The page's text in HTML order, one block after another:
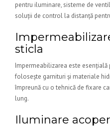
pentru iluminare, sisteme de
soluții de control la distanță
sticla
Impermeabilizarea este
folosește garnituri și materiale
împreună cu o tehnică de fixare
lung.
Iluminare